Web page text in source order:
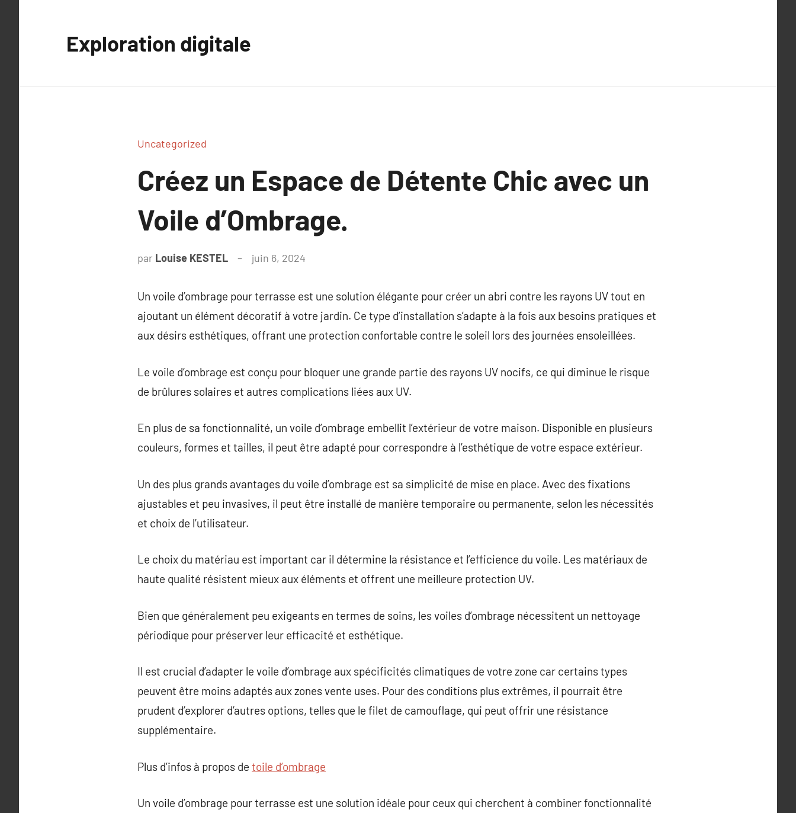
Exploration digitale
Uncategorized
Créez un Espace de Détente Chic avec un
Voile d’Ombrage.
par Louise KESTEL juin 6, 2024
Un voile d’ombrage pour terrasse est une solution élégante pour créer un abri contre les rayons UV tout en
ajoutant un élément décoratif à votre jardin. Ce type d’installation s’adapte à la fois aux besoins pratiques et
aux désirs esthétiques, offrant une protection confortable contre le soleil lors des journées ensoleillées.
Le voile d’ombrage est conçu pour bloquer une grande partie des rayons UV nocifs, ce qui diminue le risque
de brûlures solaires et autres complications liées aux UV.
En plus de sa fonctionnalité, un voile d’ombrage embellit l’extérieur de votre maison. Disponible en plusieurs
couleurs, formes et tailles, il peut être adapté pour correspondre à l’esthétique de votre espace extérieur.
Un des plus grands avantages du voile d’ombrage est sa simplicité de mise en place. Avec des fixations
ajustables et peu invasives, il peut être installé de manière temporaire ou permanente, selon les nécessités
et choix de l’utilisateur.
Le choix du matériau est important car il détermine la résistance et l’efficience du voile. Les matériaux de
haute qualité résistent mieux aux éléments et offrent une meilleure protection UV.
Bien que généralement peu exigeants en termes de soins, les voiles d’ombrage nécessitent un nettoyage
périodique pour préserver leur efficacité et esthétique.
Il est crucial d’adapter le voile d’ombrage aux spécificités climatiques de votre zone car certains types
peuvent être moins adaptés aux zones vente uses. Pour des conditions plus extrêmes, il pourrait être
prudent d’explorer d’autres options, telles que le filet de camouflage, qui peut offrir une résistance
supplémentaire.
Plus d’infos à propos de toile d’ombrage
Un voile d’ombrage pour terrasse est une solution idéale pour ceux qui cherchent à combiner fonctionnalité